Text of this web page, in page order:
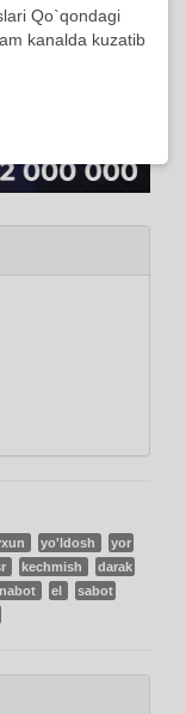
yo'ldosh
yor
kechmish
darak
nabot el
sabot
Qo`qondagi
kanalda kuzatib